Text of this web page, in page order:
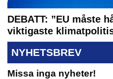
DEBATT: ”EU måste
viktigaste
NYHETSBREV
Missa inga nyheter!